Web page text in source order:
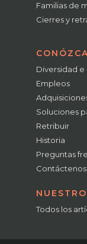
Familias de
Cierres y
Diversidad e
Empleos
Soluciones
Retribuir
Historia
Preguntas
Contáctenos
Todos los